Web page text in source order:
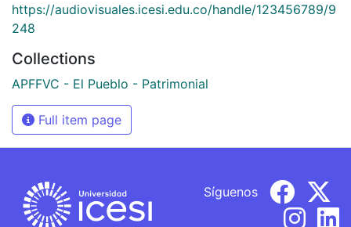
https://audiovisuales.icesi.edu.co/handle/123456789/9
248
Collections
APFFVC - El Pueblo - Patrimonial
Full item page
Síguenos